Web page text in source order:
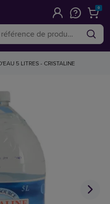
0
5 LITRES - CRISTALINE